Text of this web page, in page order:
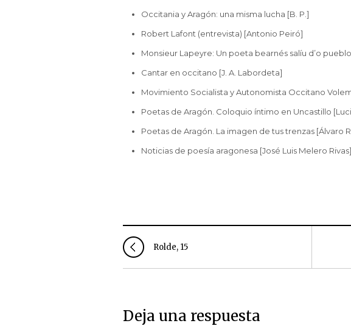
Occitania y Aragón: una misma lucha [B. P.]
Robert Lafont (entrevista) [Antonio Peiró]
Monsieur Lapeyre: Un poeta bearnés salíu d’o pueblo
Cantar en occitano [J. A. Labordeta]
Movimiento Socialista y Autonomista Occitano
Poetas de Aragón. Coloquio íntimo en Uncastillo
Poetas de Aragón. La imagen de tus trenzas [Álvaro
Noticias de poesía aragonesa [José Luis Melero Rivas]
Rolde, 15
Deja una respuesta